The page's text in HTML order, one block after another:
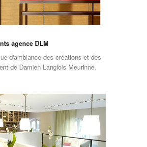
agence DLM
d'ambiance des créations et des
de Damien Langlois Meurinne.